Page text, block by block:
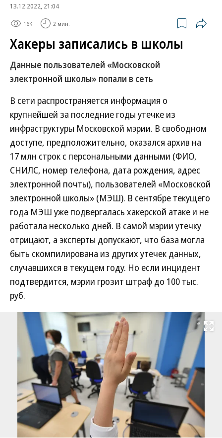
13.12.2022, 21:04
16K 2 мин.
Хакеры записались в школы
Данные пользователей «Московской
электронной школы» попали в сеть
В сети распространяется информация о
крупнейшей за последние годы утечке из
инфраструктуры Московской мэрии. В свободном
доступе, предположительно, оказался архив на
17 млн строк с персональными данными (ФИО,
СНИЛС, номер телефона, дата рождения, адрес
электронной почты), пользователей «Московской
электронной школы» (МЭШ). В сентябре текущего
года МЭШ уже подвергалась хакерской атаке и не
работала несколько дней. В самой мэрии утечку
отрицают, а эксперты допускают, что база могла
быть скомпилирована из других утечек данных,
случавшихся в текущем году. Но если инцидент
подтвердится, мэрии грозит штраф до 100 тыс.
руб.
Развернуть